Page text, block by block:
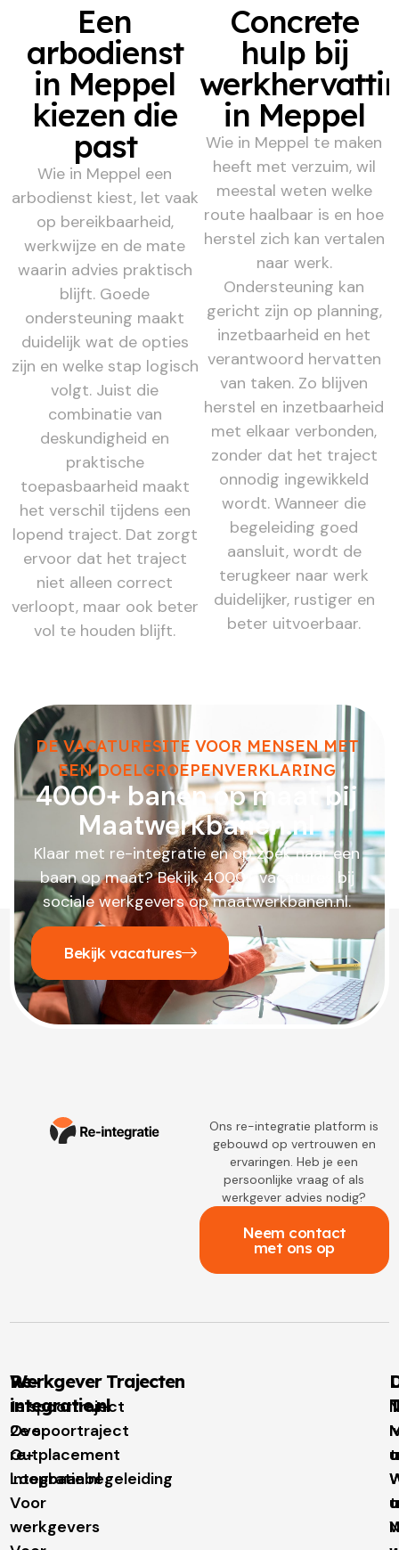
Een
arbodienst
in Meppel
kiezen die
past
Wie in Meppel een
arbodienst kiest, let vaak
op bereikbaarheid,
werkwijze en de mate
waarin advies praktisch
blijft. Goede
ondersteuning maakt
duidelijk wat de opties
zijn en welke stap logisch
volgt. Juist die
combinatie van
deskundigheid en
praktische
toepasbaarheid maakt
het verschil tijdens een
lopend traject. Dat zorgt
ervoor dat het traject
niet alleen correct
verloopt, maar ook beter
vol te houden blijft.
Concrete
hulp bij
in Meppel
Wie in Meppel te maken
heeft met verzuim, wil
meestal weten welke
route haalbaar is en hoe
herstel zich kan vertalen
naar werk.
Ondersteuning kan
gericht zijn op planning,
inzetbaarheid en het
verantwoord hervatten
van taken. Zo blijven
herstel en inzetbaarheid
met elkaar verbonden,
zonder dat het traject
onnodig ingewikkeld
wordt. Wanneer die
begeleiding goed
aansluit, wordt de
terugkeer naar werk
duidelijker, rustiger en
beter uitvoerbaar.
DE VACATURESITE VOOR MENSEN MET
EEN DOELGROEPENVERKLARING
4000+ banen op maat bij
Maatwerkbanen.nl
Klaar met re-integratie en op zoek naar een
baan op maat? Bekijk 4000+ vacatures bij
sociale werkgevers op maatwerkbanen.nl.
Bekijk vacatures
Ons re-integratie platform is
gebouwd op vertrouwen en
ervaringen. Heb je een
persoonlijke vraag of als
werkgever advies nodig?
Neem contact
met ons op
Re-
integratie.nl
Over
re-
integratie.nl
Voor
werkgevers
Werkgever Trajecten
1e spoortraject
2e spoortraject
Outplacement
Loopbaanbegeleiding